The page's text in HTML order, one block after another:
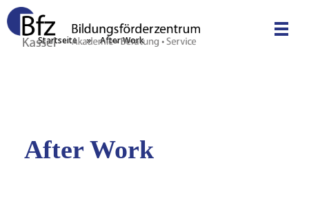
Startseite » After Work
After Work